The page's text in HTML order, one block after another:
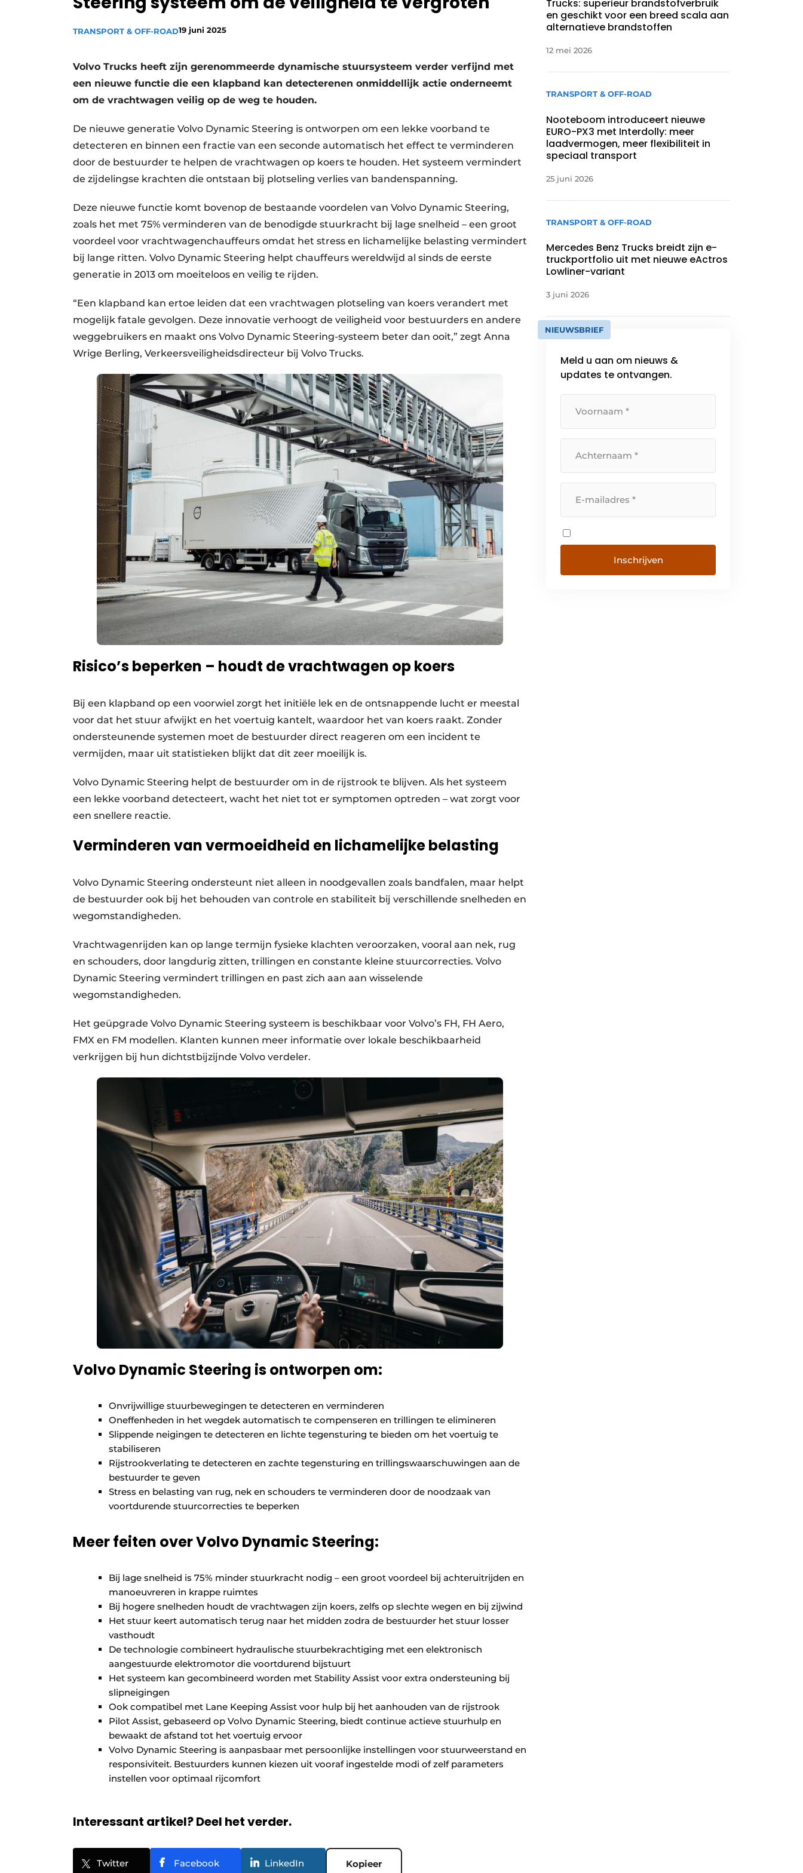
Vacature aanmelden
Vacatures
TRANSPORT & OFF-ROAD19 juni 2025
Volvo Trucks heeft zijn gerenommeerde dynamische stuursysteem verder verfijnd met
een nieuwe functie die een klapband kan detecterenen onmiddellijk actie onderneemt
om de vrachtwagen veilig op de weg te houden.
De nieuwe generatie Volvo Dynamic Steering is ontworpen om een lekke voorband te
detecteren en binnen een fractie van een seconde automatisch het effect te verminderen
door de bestuurder te helpen de vrachtwagen op koers te houden. Het systeem vermindert
de zijdelingse krachten die ontstaan bij plotseling verlies van bandenspanning.
Deze nieuwe functie komt bovenop de bestaande voordelen van Volvo Dynamic Steering,
zoals het met 75% verminderen van de benodigde stuurkracht bij lage snelheid – een groot
voordeel voor vrachtwagenchauffeurs omdat het stress en lichamelijke belasting vermindert
bij lange ritten. Volvo Dynamic Steering helpt chauffeurs wereldwijd al sinds de eerste
generatie in 2013 om moeiteloos en veilig te rijden.
“Een klapband kan ertoe leiden dat een vrachtwagen plotseling van koers verandert met
mogelijk fatale gevolgen. Deze innovatie verhoogt de veiligheid voor bestuurders en andere
weggebruikers en maakt ons Volvo Dynamic Steering-systeem beter dan ooit,” zegt Anna
Wrige Berling, Verkeersveiligheidsdirecteur bij Volvo Trucks.
Risico’s beperken – houdt de vrachtwagen op koers
Bij een klapband op een voorwiel zorgt het initiële lek en de ontsnappende lucht er meestal
voor dat het stuur afwijkt en het voertuig kantelt, waardoor het van koers raakt. Zonder
ondersteunende systemen moet de bestuurder direct reageren om een incident te
vermijden, maar uit statistieken blijkt dat dit zeer moeilijk is.
Volvo Dynamic Steering helpt de bestuurder om in de rijstrook te blijven. Als het systeem
een lekke voorband detecteert, wacht het niet tot er symptomen optreden – wat zorgt voor
een snellere reactie.
Verminderen van vermoeidheid en lichamelijke belasting
Volvo Dynamic Steering ondersteunt niet alleen in noodgevallen zoals bandfalen, maar helpt
de bestuurder ook bij het behouden van controle en stabiliteit bij verschillende snelheden en
wegomstandigheden.
Vrachtwagenrijden kan op lange termijn fysieke klachten veroorzaken, vooral aan nek, rug
en schouders, door langdurig zitten, trillingen en constante kleine stuurcorrecties. Volvo
Dynamic Steering vermindert trillingen en past zich aan aan wisselende
wegomstandigheden.
Het geüpgrade Volvo Dynamic Steering systeem is beschikbaar voor Volvo’s FH, FH Aero,
FMX en FM modellen. Klanten kunnen meer informatie over lokale beschikbaarheid
verkrijgen bij hun dichtstbijzijnde Volvo verdeler.
Volvo Dynamic Steering is ontworpen om:
Onvrijwillige stuurbewegingen te detecteren en verminderen
Oneffenheden in het wegdek automatisch te compenseren en trillingen te elimineren
Slippende neigingen te detecteren en lichte tegensturing te bieden om het voertuig te
stabiliseren
Rijstrookverlating te detecteren en zachte tegensturing en trillingswaarschuwingen aan de
bestuurder te geven
Stress en belasting van rug, nek en schouders te verminderen door de noodzaak van
voortdurende stuurcorrecties te beperken
Meer feiten over Volvo Dynamic Steering:
Bij lage snelheid is 75% minder stuurkracht nodig – een groot voordeel bij achteruitrijden en
manoeuvreren in krappe ruimtes
Bij hogere snelheden houdt de vrachtwagen zijn koers, zelfs op slechte wegen en bij zijwind
Het stuur keert automatisch terug naar het midden zodra de bestuurder het stuur losser
vasthoudt
De technologie combineert hydraulische stuurbekrachtiging met een elektronisch
aangestuurde elektromotor die voortdurend bijstuurt
Het systeem kan gecombineerd worden met Stability Assist voor extra ondersteuning bij
slipneigingen
Ook compatibel met Lane Keeping Assist voor hulp bij het aanhouden van de rijstrook
Pilot Assist, gebaseerd op Volvo Dynamic Steering, biedt continue actieve stuurhulp en
bewaakt de afstand tot het voertuig ervoor
Volvo Dynamic Steering is aanpasbaar met persoonlijke instellingen voor stuurweerstand en
responsiviteit. Bestuurders kunnen kiezen uit vooraf ingestelde modi of zelf parameters
instellen voor optimaal rijcomfort
Interessant artikel? Deel het verder.
Twitter Facebook LinkedIn Kopieer
Trucks: superieur brandstofverbruik
en geschikt voor een breed scala aan
alternatieve brandstoffen
12 mei 2026
TRANSPORT & OFF-ROAD
Nooteboom introduceert nieuwe
EURO-PX3 met Interdolly: meer
laadvermogen, meer flexibiliteit in
speciaal transport
25 juni 2026
TRANSPORT & OFF-ROAD
Mercedes Benz Trucks breidt zijn e-
truckportfolio uit met nieuwe eActros
Lowliner-variant
3 juni 2026
NIEUWSBRIEF
Meld u aan om nieuws &
updates te ontvangen.